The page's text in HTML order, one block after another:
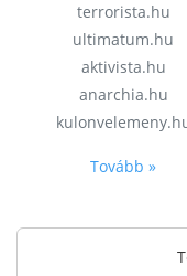
terrorista.hu
ultimatum.hu
aktivista.hu
anarchia.hu
Tovább »